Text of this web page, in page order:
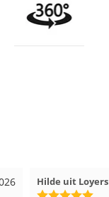
Hilde uit Loyers